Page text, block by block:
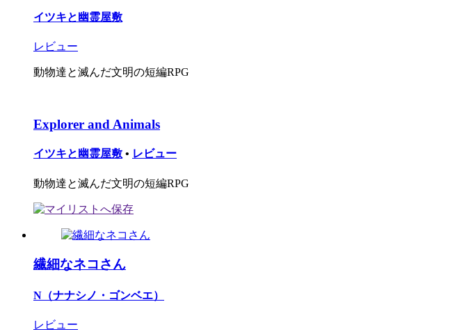
イツキと幽霊屋敷
レビュー
動物達と滅んだ文明の短編RPG
Explorer and Animals
イツキと幽霊屋敷 • レビュー
動物達と滅んだ文明の短編RPG
繊細なネコさん
N（ナナシノ・ゴンベエ）
レビュー